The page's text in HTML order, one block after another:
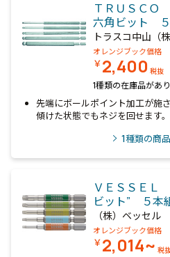
ＴＲＵＳＣＯ
六角ビット
トラスコ中山（株
オレンジブック価格
￥2,400 税抜
1種類の在庫品があ
先端にボールポイント加工が施
傾けた状態でもネジを回せます。
1種類の商
ＶＥＳＳＥ
ビット” ５本
（株）ベッセル
オレンジブック価格
￥2,014~ 税